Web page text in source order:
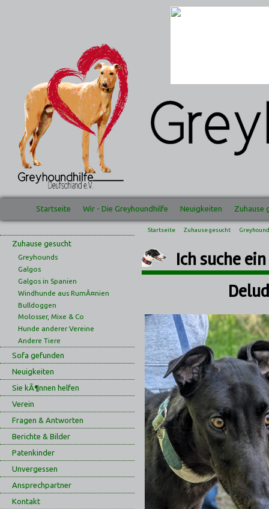
Startseite Wir - Die Greyhoundhilfe Neuigkeiten Zuhause
Zuhause gesucht
Greyhounds
Galgos
Galgos in Spanien
Windhunde aus RumÃ¤nien
Bulldoggen
Molosser, Mixe & Co
Hunde anderer Vereine
Andere Tiere
Sofa gefunden
Neuigkeiten
Sie kÃ¶nnen helfen
Verein
Fragen & Antworten
Berichte & Bilder
Patenkinder
Unvergessen
Ansprechpartner
Kontakt
Startseite Zuhause gesucht
Ich suche